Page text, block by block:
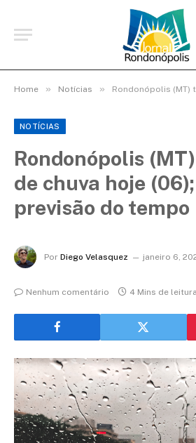
Home » Notícias » Rondonópolis (MT) terá dia de
NOTÍCIAS
Rondonópolis
de chuva hoje
previsão do tempo
Por Diego Velasquez janeiro 6,
Nenhum comentário 4 Mins de leitura